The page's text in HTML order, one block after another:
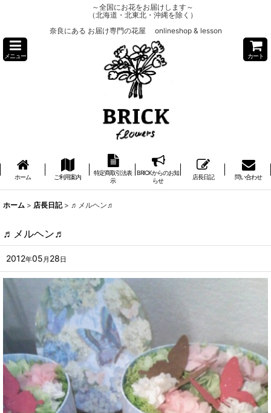
～全国にお花をお届けします～
（北海道・北東北・沖縄を除く）
奈良にある お届け専門の花屋 onlineshop & lesson
メニュー カート
ホーム ご利用案内
特定商取引法表
示
BRICKからのお知
らせ
店長日記 問い合わせ
ホーム > 店長日記 > ♬メルヘン♬
♬メルヘン♬
2012年05 月 28 日